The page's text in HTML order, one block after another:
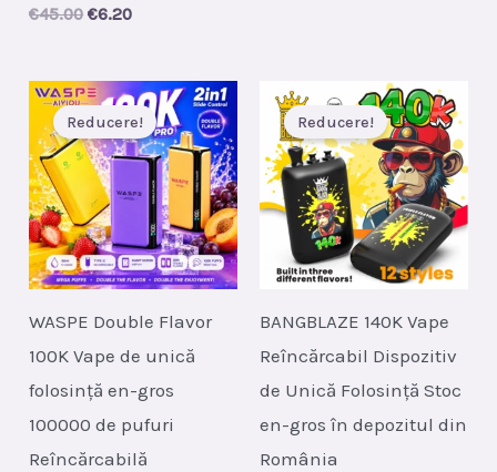
€45.00 Original
€45.00.
€6.20Current
€6.20.
Reducere!
WASPE Double Flavor
100K Vape de unică
folosință en-gros
100000 de pufuri
Reîncărcabilă
Reducere!
BANGBLAZE 140K Vape
Reîncărcabil Dispozitiv
de Unică Folosință Stoc
en-gros în depozitul din
România